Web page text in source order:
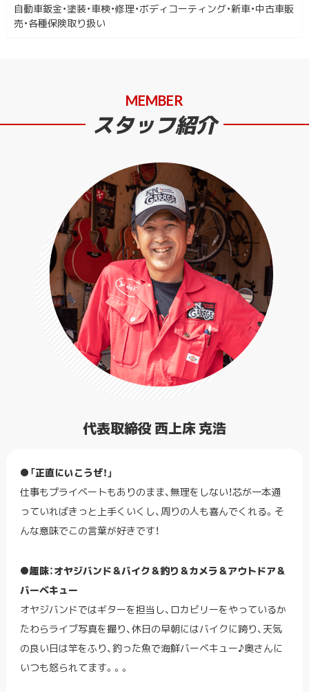
自動車鈑金・塗装・車検・修理・ボディコーティング・新車・中古車販
売・各種保険取り扱い
MEMBER
スタッフ紹介
代表取締役 西上床 克浩
●「正直にいこうぜ！」
仕事もプライベートもありのまま、無理をしない！芯が一本通
っていればきっと上手くいくし、周りの人も喜んでくれる。そ
んな意味でこの言葉が好きです！
●趣味：オヤジバンド＆バイク＆釣り＆カメラ＆アウトドア＆
バーベキュー
オヤジバンドではギターを担当し、ロカビリーをやっているか
たわらライブ写真を撮り、休日の早朝にはバイクに跨り、天気
の良い日は竿をふり、釣った魚で海鮮バーベキュー♪奥さんに
いつも怒られてます。。。